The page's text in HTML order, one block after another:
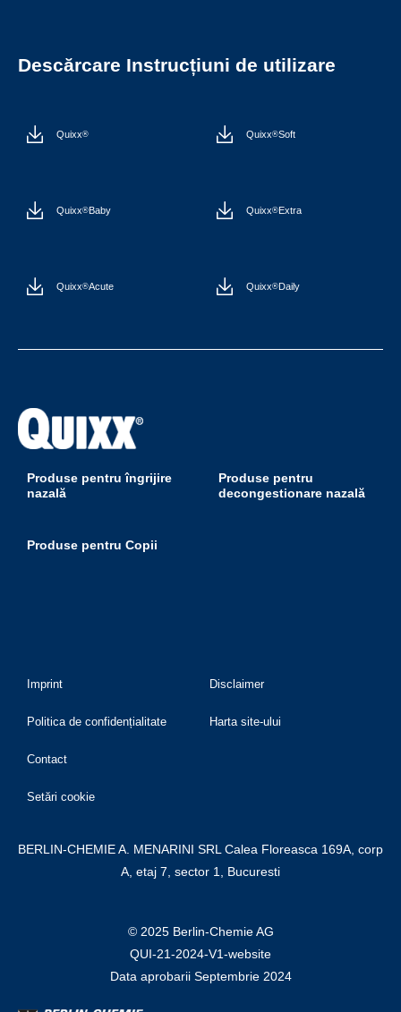
Descărcare Instrucțiuni de utilizare
Quixx® Quixx®Soft
Quixx®Baby Quixx®Extra
Quixx®Acute Quixx®Daily
Produse pentru îngrijire
nazală
Produse pentru
decongestionare nazală
Produse pentru Copii
Imprint Disclaimer
Politica de confidențialitate Harta site-ului
Contact
Setări cookie
BERLIN-CHEMIE A. MENARINI SRL Calea Floreasca 169A, corp
A, etaj 7, sector 1, Bucuresti
© 2025 Berlin-Chemie AG
QUI-21-2024-V1-website
Data aprobarii Septembrie 2024